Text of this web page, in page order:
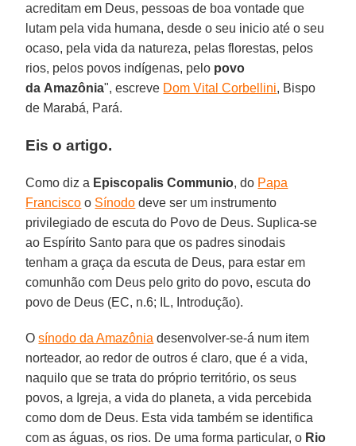
acreditam em Deus, pessoas de boa vontade que
lutam pela vida humana, desde o seu inicio até o seu
ocaso, pela vida da natureza, pelas florestas, pelos
rios, pelos povos indígenas, pelo povo
da Amazônia", escreve Dom Vital Corbellini, Bispo
de Marabá, Pará.
Eis o artigo.
Como diz a Episcopalis Communio, do Papa
Francisco o Sínodo deve ser um instrumento
privilegiado de escuta do Povo de Deus. Suplica-se
ao Espírito Santo para que os padres sinodais
tenham a graça da escuta de Deus, para estar em
comunhão com Deus pelo grito do povo, escuta do
povo de Deus (EC, n.6; IL, Introdução).
Osínodo da Amazônia desenvolver-se-á num item
norteador, ao redor de outros é claro, que é a vida,
naquilo que se trata do próprio território, os seus
povos, a Igreja, a vida do planeta, a vida percebida
como dom de Deus. Esta vida também se identifica
com as águas, os rios. De uma forma particular, o Rio